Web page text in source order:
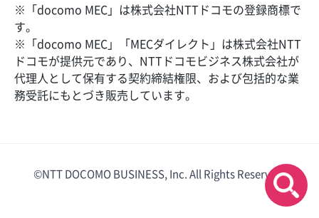
※「docomo MEC」は株式会社NTTドコモの登録商標で
す。
※「docomo MEC」「MECダイレクト」は株式会社NTT
ドコモが提供元であり、NTTドコモビジネス株式会社が
代理人として保有する契約締結権限、および包括的な業
務受託にもとづき販売しています。
©NTT DOCOMO BUSINESS, Inc. All Rights Reserved.